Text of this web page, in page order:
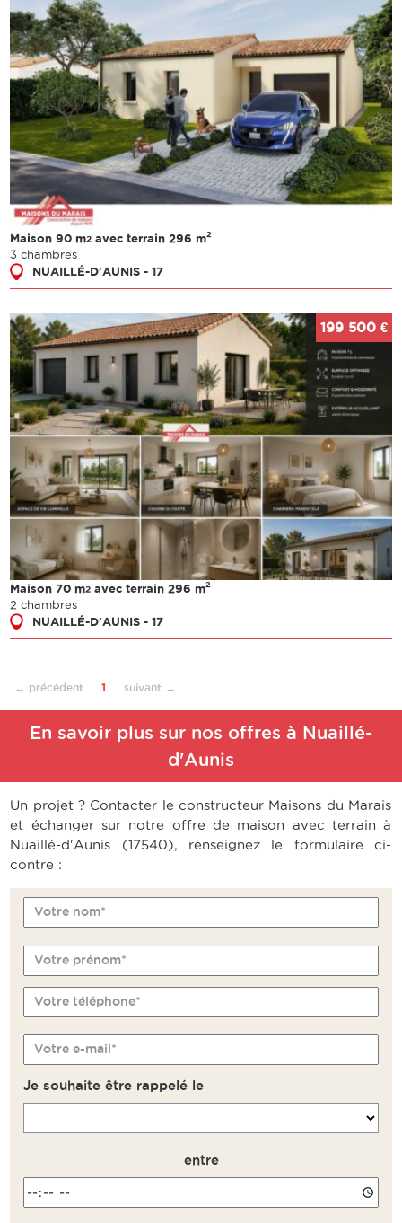
Maison 90 m2 avec terrain 296 m2
3 chambres
NUAILLÉ-D'AUNIS - 17
Maison 70 m2 avec terrain 296 m2
2 chambres
NUAILLÉ-D'AUNIS - 17
199 500 €
← précédent 1 suivant →
En savoir plus sur nos offres à Nuaillé-
d'Aunis
Un projet ? Contacter le constructeur Maisons du Marais
et échanger sur notre offre de maison avec terrain à
Nuaillé-d'Aunis (17540), renseignez le formulaire ci-
contre :
Votre nom*
Votre prénom*
Votre téléphone*
Votre e-mail*
Je souhaite être rappelé le
entre